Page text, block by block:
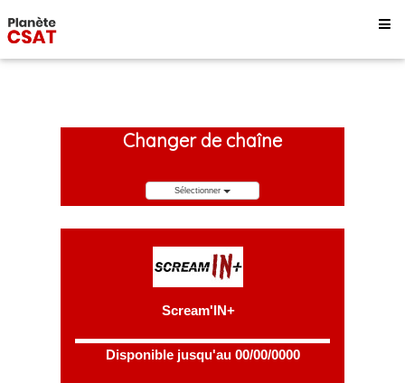
Changer de chaîne
Sélectionner
Scream'IN+
Disponible jusqu'au 00/00/0000